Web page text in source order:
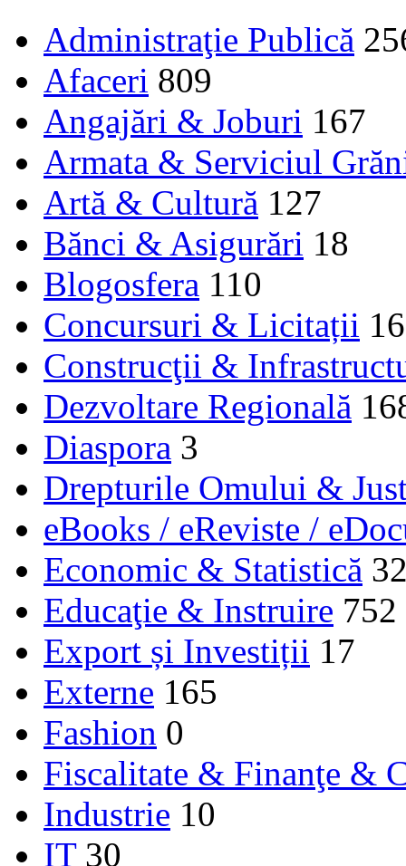
Administraţie Publică
Afaceri 809
Angajări & Joburi 167
Armata & Serviciul
Artă & Cultură 127
Bănci & Asigurări 18
Blogosfera 110
Concursuri & Licitații 16
Construcţii &
Dezvoltare Regională
Diaspora 3
Drepturile Omului &
eBooks / eReviste /
Economic & Statistică
Educaţie & Instruire 752
Export și Investiții 17
Externe 165
Fashion 0
Fiscalitate & Finanţe &
Industrie 10
IT 30